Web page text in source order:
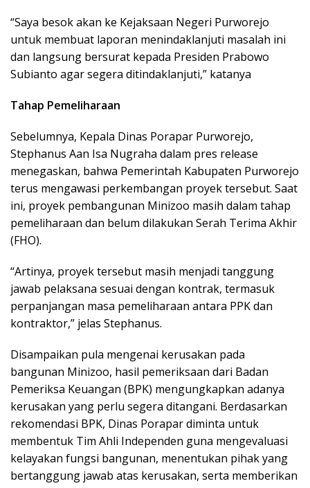
“Saya besok akan ke Kejaksaan Negeri Purworejo
untuk membuat laporan menindaklanjuti masalah ini
dan langsung bersurat kepada Presiden Prabowo
Subianto agar segera ditindaklanjuti,” katanya
Tahap Pemeliharaan
Sebelumnya, Kepala Dinas Porapar Purworejo,
Stephanus Aan Isa Nugraha dalam pres release
menegaskan, bahwa Pemerintah Kabupaten Purworejo
terus mengawasi perkembangan proyek tersebut. Saat
ini, proyek pembangunan Minizoo masih dalam tahap
pemeliharaan dan belum dilakukan Serah Terima Akhir
(FHO).
“Artinya, proyek tersebut masih menjadi tanggung
jawab pelaksana sesuai dengan kontrak, termasuk
perpanjangan masa pemeliharaan antara PPK dan
kontraktor,” jelas Stephanus.
Disampaikan pula mengenai kerusakan pada
bangunan Minizoo, hasil pemeriksaan dari Badan
Pemeriksa Keuangan (BPK) mengungkapkan adanya
kerusakan yang perlu segera ditangani. Berdasarkan
rekomendasi BPK, Dinas Porapar diminta untuk
membentuk Tim Ahli Independen guna mengevaluasi
kelayakan fungsi bangunan, menentukan pihak yang
bertanggung jawab atas kerusakan, serta memberikan